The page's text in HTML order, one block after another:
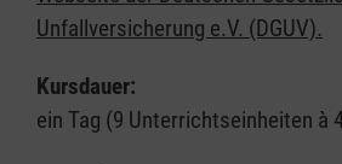
Unfallversicherung e.V. (DGUV).
Kursdauer:
ein Tag (9 Unterrichtseinheiten à